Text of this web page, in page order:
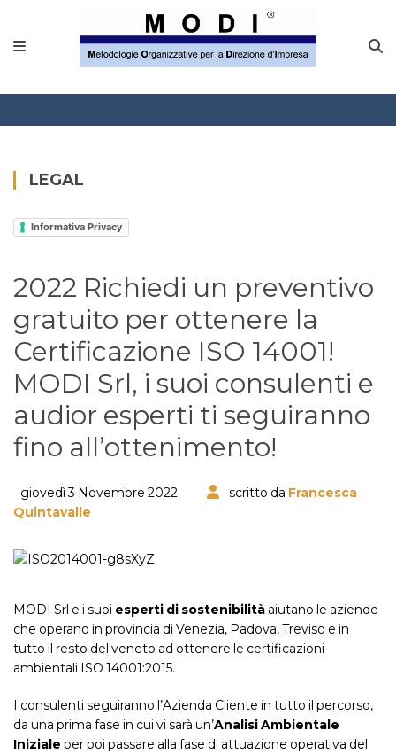
Questionario
Blog e info
FAQ
2022 Richiedi un preventivo
gratuito per ottenere la
Certificazione ISO 14001!
MODI Srl, i suoi consulenti e
audior esperti ti seguiranno
fino all’ottenimento!
giovedì 3 Novembre 2022 scritto da Francesca
Quintavalle
MODI Srl e i suoi esperti di sostenibilità aiutano le aziende
che operano in provincia di Venezia, Padova, Treviso e in
tutto il resto del veneto ad ottenere le certificazioni
ambientali ISO 14001:2015.
I consulenti seguiranno l’Azienda Cliente in tutto il percorso,
da una prima fase in cui vi sarà un’Analisi Ambientale
Iniziale per poi passare alla fase di attuazione operativa del
LEGAL
Informativa Privacy